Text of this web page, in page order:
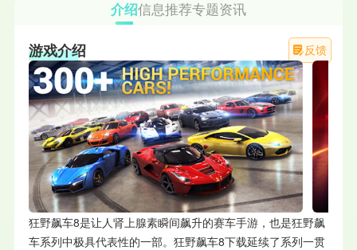
介绍信息推荐专题资讯
反馈
游戏介绍
狂野飙车8是让人肾上腺素瞬间飙升的赛车手游，也是狂野飙
车系列中极具代表性的一部。狂野飙车8下载延续了系列一贯